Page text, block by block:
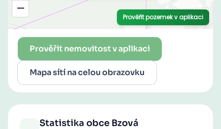
Prověřit nemovitost v aplikaci
Mapa sítí na celou obrazovku
Statistika obce Bzová